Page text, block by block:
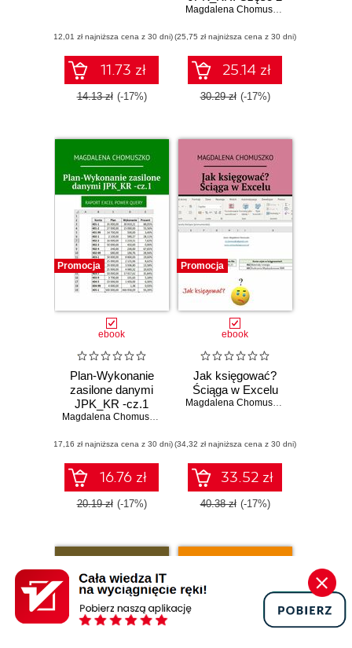
(12,01 zł najniższa cena z 30 dni)
11.73 zł
14.13 zł (-17%)
Magdalena Chomuszko
(25,75 zł najniższa cena z 30 dni)
25.14 zł
30.29 zł (-17%)
Promocja
ebook
Plan-Wykonanie
zasilone danymi
JPK_KR -cz.1
Magdalena Chomuszko
(17,16 zł najniższa cena z 30 dni)
16.76 zł
20.19 zł (-17%)
Promocja
ebook
Jak księgować?
Ściąga w Excelu
Magdalena Chomuszko
(34,32 zł najniższa cena z 30 dni)
33.52 zł
40.38 zł (-17%)